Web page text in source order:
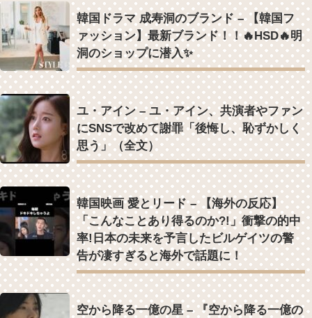
Powered by livedoor 相互RSS
俳優カン・ギヨン、突然の熱愛宣言…「キム秘書がなぜそうか」出演
で話題 Big News TV
Powered by livedoor 相互RSS
韓国ドラマ 成寿洞のブランド – 【韓国フ
ァッション】最新ブランド！！🔥HSD🔥明
洞のショップに潜入✨
ユ・アイン – ユ・アイン、共演者やファン
にSNSで改めて謝罪「後悔し、恥ずかしく
思う」（全文）
韓国映画 愛とリード – 【海外の反応】
「こんなことあり得るのか?!」衝撃の的中
率!日本の未来を予言したビルゲイツの警
告が凄すぎると海外で話題に！
空から降る一億の星 – 『空から降る一億の